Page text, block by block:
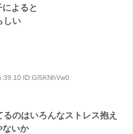
よると
しい
ID:GI5KNhVw0
のはいろんなストレス抱え
ないか